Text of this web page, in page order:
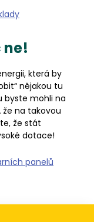
ne!
která by
nějakou tu
byste mohli na
na takovou
že stát
dotace!
panelů